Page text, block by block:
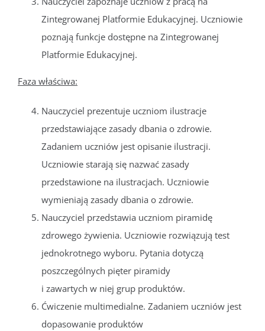
Zintegrowanej Platformie Edukacyjnej. Uczniowie
poznają funkcje dostępne na Zintegrowanej
Platformie Edukacyjnej.
Faza właściwa:
Nauczyciel prezentuje uczniom ilustracje
przedstawiające zasady dbania o zdrowie.
Zadaniem uczniów jest opisanie ilustracji.
Uczniowie starają się nazwać zasady
przedstawione na ilustracjach. Uczniowie
wymieniają zasady dbania o zdrowie.
Nauczyciel przedstawia uczniom piramidę
zdrowego żywienia. Uczniowie rozwiązują test
jednokrotnego wyboru. Pytania dotyczą
poszczególnych pięter piramidy
i zawartych w niej grup produktów.
Ćwiczenie multimedialne. Zadaniem uczniów jest
dopasowanie produktów